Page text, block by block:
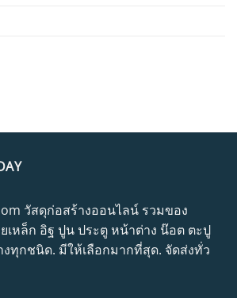
วัสดุก่อสร้างออนไลน์ รวมของ
เหล็ก อิฐ ปูน ประตู หน้าต่าง น๊อต ตะปู
ทุกชนิด. มีให้เลือกมากที่สุด. จัดส่งทั่ว